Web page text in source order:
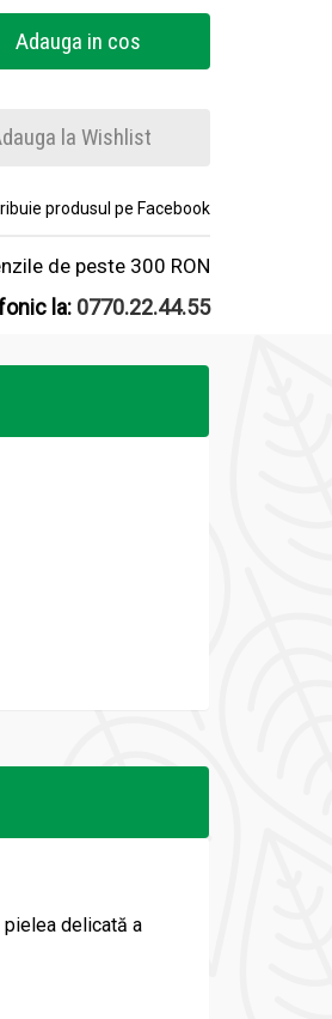
Adauga in cos
la Wishlist
produsul pe Facebook
de peste 300 RON
la: 0770.22.44.55
delicată a